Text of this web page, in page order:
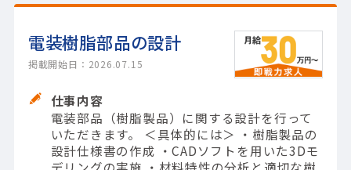
電装樹脂部品の設計
掲載開始日：2026.07.15
仕事内容
電装部品（樹脂製品）に関する設計を行って
いただきます。 ＜具体的には＞ ・樹脂製品の
設計仕様書の作成 ・CADソフトを用いた3Dモ